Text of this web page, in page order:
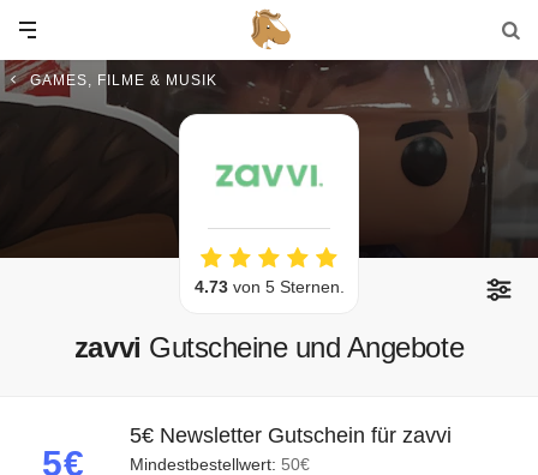
GAMES, FILME & MUSIK
4.73von 5 Sternen.
zavvi Gutscheine und Angebote
5€
5€ Newsletter Gutschein für zavvi
Mindestbestellwert: 50€